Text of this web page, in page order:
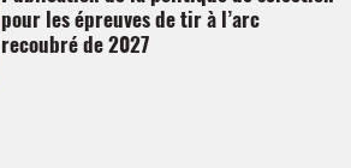
pour les épreuves de tir à l’arc
recoubré de 2027